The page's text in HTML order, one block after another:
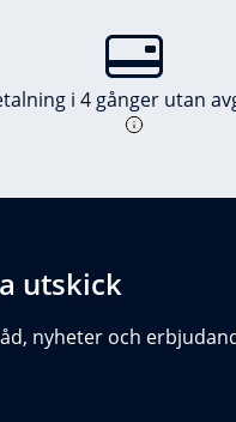
i 4 gånger utan
utskick
nyheter och